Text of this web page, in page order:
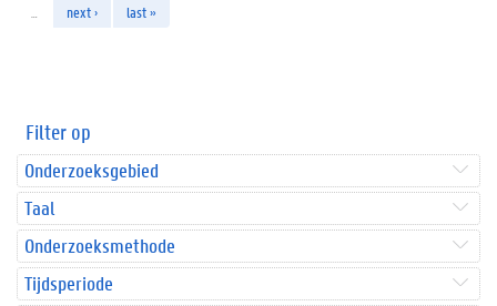
next › last »
Filter op
Onderzoeksgebied
Taal
Onderzoeksmethode
Tijdsperiode